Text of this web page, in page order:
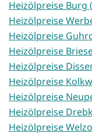
Heizölpreise Burg
Heizölpreise
Heizölpreise
Heizölpreise
Heizölpreise
Heizölpreise
Heizölpreise
Heizölpreise
Heizölpreise